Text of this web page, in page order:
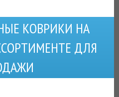
КОВРИКИ НА
ДЛЯ